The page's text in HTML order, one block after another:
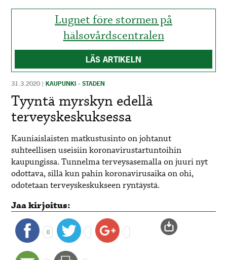
Lugnet före stormen på
hälsovårdscentralen
LÄS ARTIKELN
31.3.2020 |KAUPUNKI - STADEN
Tyyntä myrskyn edellä
terveyskeskuksessa
Kauniaislaisten matkustusinto on johtanut
suhteellisen useisiin koronavirustartuntoihin
kaupungissa. Tunnelma terveysasemalla on juuri nyt
odottava, sillä kun pahin koronavirusaika on ohi,
odotetaan terveyskeskukseen ryntäystä.
Jaa kirjoitus:
0